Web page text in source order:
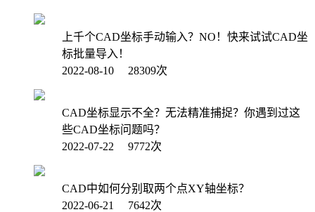
上千个CAD坐标手动输入？NO！快来试试CAD坐
标批量导入！
2022-08-10 28309次
CAD坐标显示不全？无法精准捕捉？你遇到过这
些CAD坐标问题吗？
2022-07-22 9772次
CAD中如何分别取两个点XY轴坐标？
2022-06-21 7642次